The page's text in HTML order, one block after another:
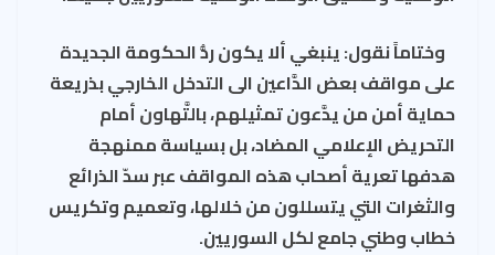
وختاماً نقول: ينبغي ألا يكون ردُّ الحكومة الجديدة
على مواقف بعض الدَّاعين الى التدخل الخارجي بذريعة
حماية أمن من يدَّعون تمثيلهم، بالتَّهاون أمام
التحريض الإعلامي المضاد، بل بسياسة ممنهجة
هدفها تعرية أصحاب هذه المواقف عبر سدّ الذرائع
والثغرات التي يتسللون من خلالها، وتعميم وتكريس
خطاب وطني جامع لكل السوريين.